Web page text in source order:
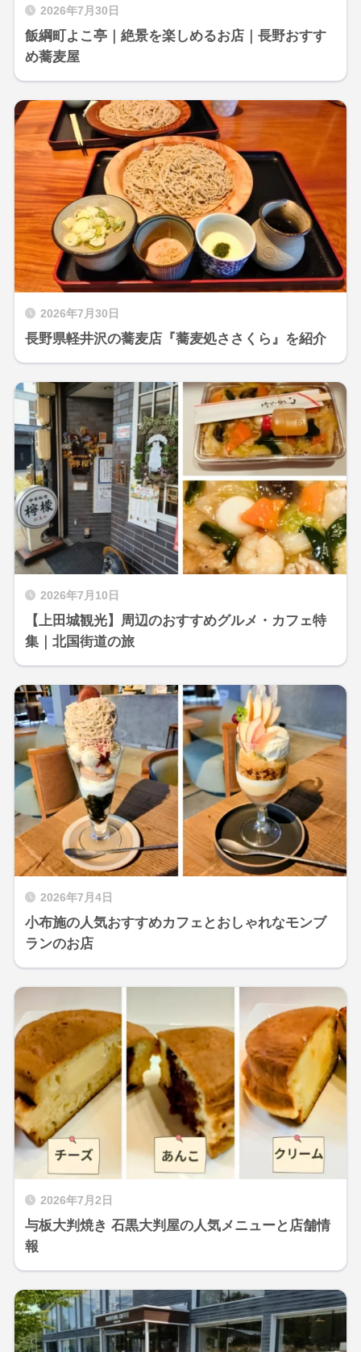
2026年7月30日
飯綱町よこ亭｜絶景を楽しめるお店｜長野おすす
め蕎麦屋
2026年7月30日
長野県軽井沢の蕎麦店『蕎麦処ささくら』を紹介
2026年7月10日
【上田城観光】周辺のおすすめグルメ・カフェ特
集｜北国街道の旅
2026年7月4日
小布施の人気おすすめカフェとおしゃれなモンブ
ランのお店
2026年7月2日
与板大判焼き 石黒大判屋の人気メニューと店舗情
報